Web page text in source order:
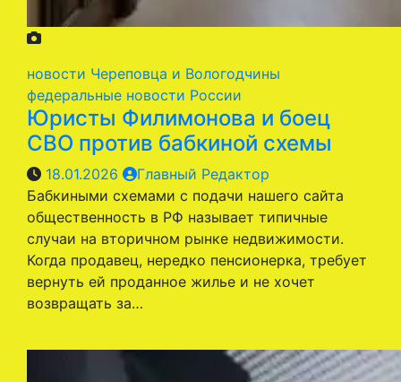
новости Череповца и Вологодчины
федеральные новости России
Юристы Филимонова и боец
СВО против бабкиной схемы
18.01.2026
Главный Редактор
Бабкиными схемами с подачи нашего сайта
общественность в РФ называет типичные
случаи на вторичном рынке недвижимости.
Когда продавец, нередко пенсионерка, требует
вернуть ей проданное жилье и не хочет
возвращать за…